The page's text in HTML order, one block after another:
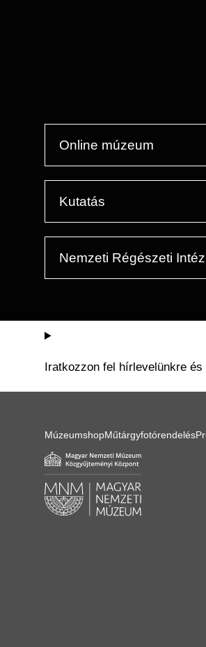
Online múzeum
Kutatás
Nemzeti Régészeti
Iratkozzon fel hírlevelünkre
MúzeumshopMűtárgyfotórendelés